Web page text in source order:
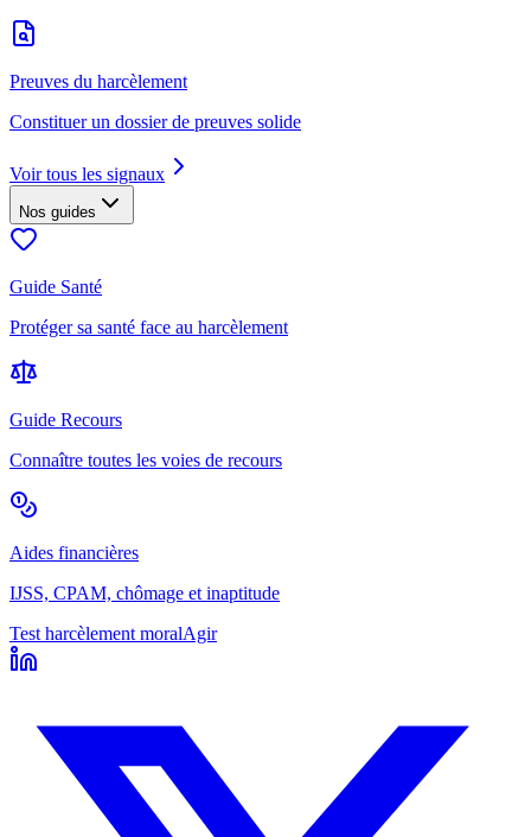
Preuves du harcèlement
Constituer un dossier de preuves solide
Voir tous les signaux
Nos guides
Guide Santé
Protéger sa santé face au harcèlement
Guide Recours
Connaître toutes les voies de recours
Aides financières
IJSS, CPAM, chômage et inaptitude
Test harcèlement moralAgir